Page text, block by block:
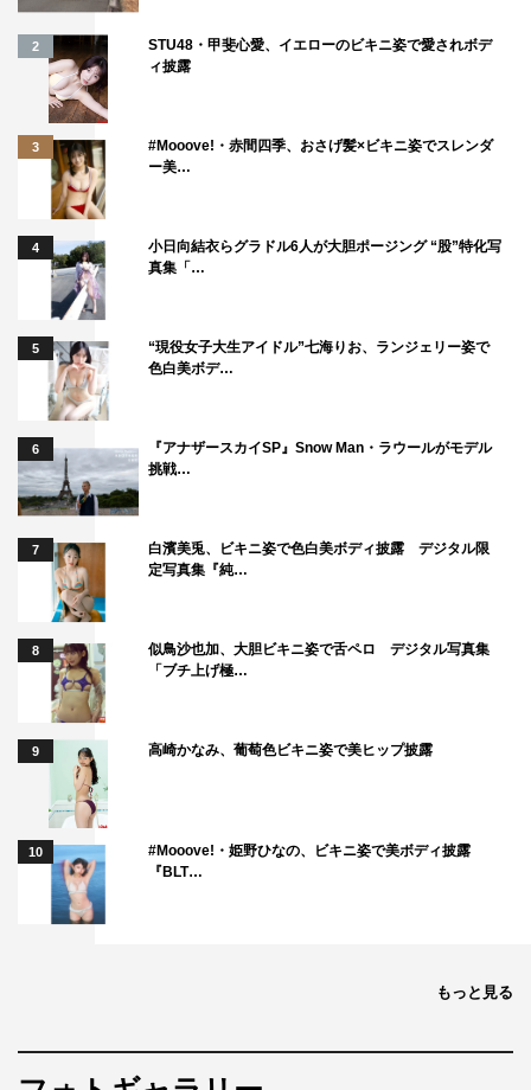
2
STU48・甲斐心愛、イエローのビキニ姿で愛されボデ
ィ披露
3
#Mooove!・赤間四季、おさげ髪×ビキニ姿でスレンダ
ー美…
4
小日向結衣らグラドル6人が大胆ポージング “股”特化写
真集「…
5
“現役女子大生アイドル”七海りお、ランジェリー姿で
色白美ボデ…
6
『アナザースカイSP』Snow Man・ラウールがモデル
挑戦…
7
白濱美兎、ビキニ姿で色白美ボディ披露 デジタル限
定写真集『純…
8
似鳥沙也加、大胆ビキニ姿で舌ペロ デジタル写真集
「ブチ上げ極…
9 高崎かなみ、葡萄色ビキニ姿で美ヒップ披露
10
#Mooove!・姫野ひなの、ビキニ姿で美ボディ披露
『BLT…
もっと見る